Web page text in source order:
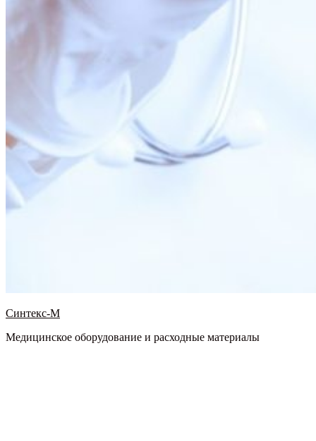
Синтекс-М
Медицинское оборудование и расходные материалы